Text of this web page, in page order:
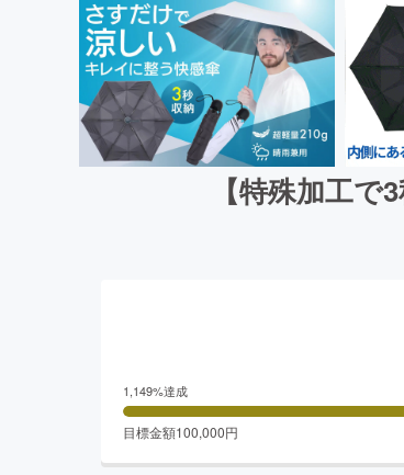
【特殊加工
1,149%達成
目標金額100,000円